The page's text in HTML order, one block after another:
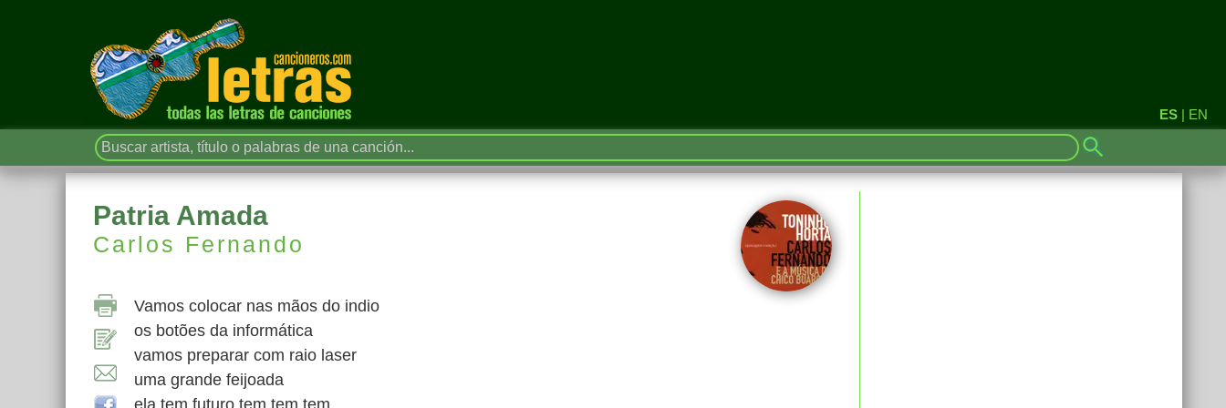
ES | EN
Patria Amada
Carlos Fernando
Vamos colocar nas mãos do indio
os botões da informática
vamos preparar com raio laser
uma grande feijoada
ela tem futuro tem tem tem